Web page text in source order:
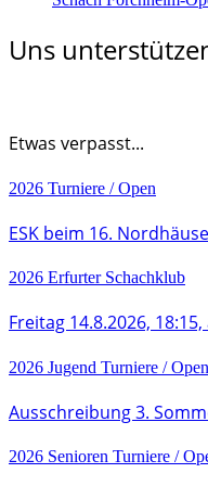
Uns
Etwas verpasst...
2026 Turniere / Open
ESK beim 16.
2026 Erfurter Schachklub
Freitag 14.8.2026,
2026 Jugend Turniere / Open
Ausschreibung 3.
2026 Senioren Turniere /